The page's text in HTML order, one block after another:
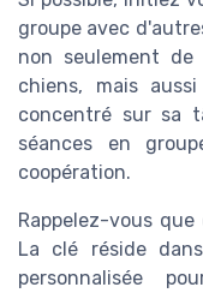
groupe avec
non seulement
chiens, mais
concentré sur sa
séances en
coopération.
Rappelez-vous
La clé réside
personnalisée